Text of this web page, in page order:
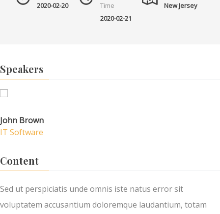
2020-02-20
Time
2020-02-21
New Jersey
Speakers
John Brown
IT Software
Content
Sed ut perspiciatis unde omnis iste natus error sit
voluptatem accusantium doloremque laudantium, totam